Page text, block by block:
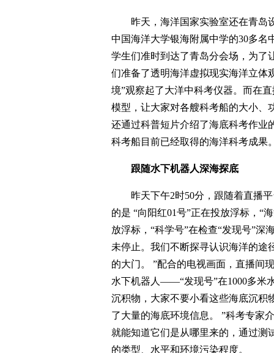
昨天，海洋国家实验室还在青岛
中国海洋大学银海附属中学的30多名
学生们准时到达了青岛分会场，为了
们准备了透明海洋虚拟现实海洋立体
境”观察起了大洋中科考仪器。而在
模型，让大家对各艘科考船的大小、
还通过科普短片介绍了海底科考作业
科考船目前已经取得的海洋科考成果
跟随水下机器人深海探底
昨天下午2时50分，跟随着直播
的是 “向阳红01号”正在投放浮标，“
放浮标，“科学号”在检查“发现号”深
未停止。我们不断探寻认识海洋的途
的大门。 ”配合的电视画面，直播间
水下机器人——“发现号”在1000多米
沉积物，大家不要小看这些海底沉积
了大量的海底环境信息。 ”科考专家
就能知道它们是从哪里来的，通过测
的类型、水平和环境污染程度。